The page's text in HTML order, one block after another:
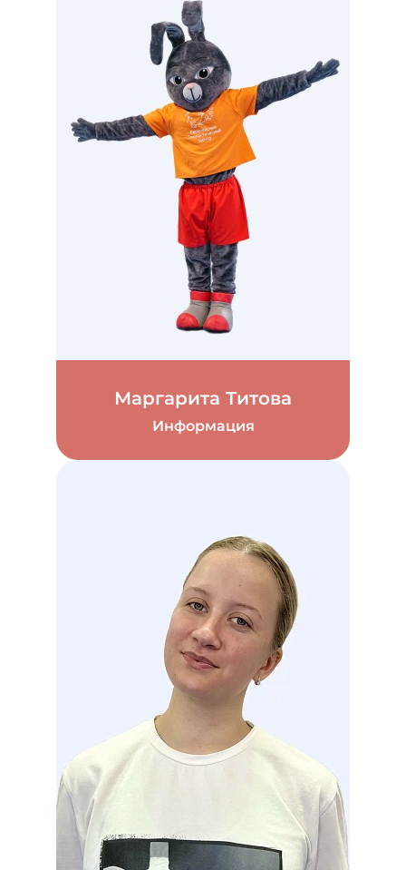
Маргарита Титова
Информация